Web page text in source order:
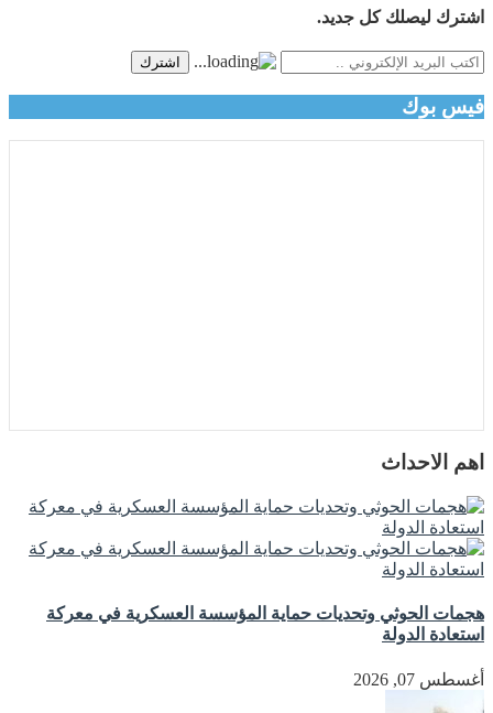
اشترك ليصلك كل جديد.
اشترك
فيس بوك
اهم الاحداث
هجمات الحوثي وتحديات حماية المؤسسة العسكرية في معركة
استعادة الدولة
أغسطس 07, 2026